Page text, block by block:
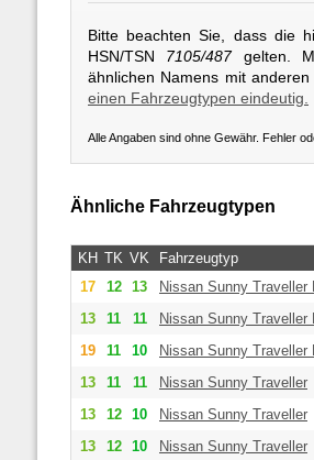
Bitte beachten Sie, dass die
HSN/TSN 7105/487gelten.
ähnlichen Namens mit
einen Fahrzeugtypen eindeutig.
Alle Angaben sind ohne Gewähr. Fehler
Ähnliche Fahrzeugtypen
KH TK VK Fahrzeugtyp
17
12 13 Nissan Sunny Traveller
13
11 11 Nissan Sunny Traveller
19
11 10 Nissan Sunny Traveller
13
11 11 Nissan Sunny Traveller
13
12 10 Nissan Sunny Traveller
13
12 10 Nissan Sunny Traveller